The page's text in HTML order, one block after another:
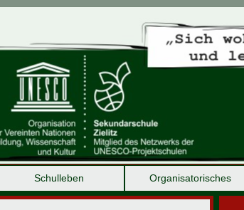
Schulleben Organisatorisches